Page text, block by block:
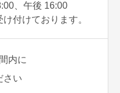
、午後 16:00
付けております。
内に
さい